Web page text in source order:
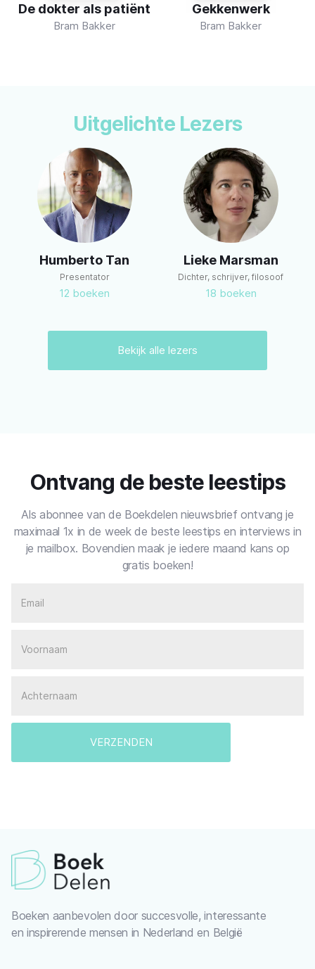
Gekkenwerk
Bram Bakker
Ultra
Bram Bakker
Uitgelichte Lezers
Lieke Marsman
Dichter, schrijver, filosoof
18 boeken
Dirk De Wachter
Psychiater & bestseller auteur
13 boeken
Bekijk alle lezers
Ontvang de beste leestips
Als abonnee van de Boekdelen nieuwsbrief ontvang je
maximaal 1x in de week de beste leestips en interviews in
je mailbox. Bovendien maak je iedere maand kans op
gratis boeken!
Boeken aanbevolen door succesvolle, interessante
en inspirerende mensen in Nederland en België